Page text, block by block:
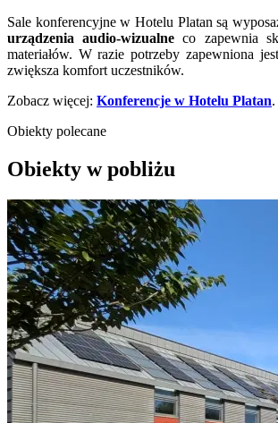
Sale konferencyjne w Hotelu Platan są
urządzenia audio-wizualne co zapewnia
materiałów. W razie potrzeby zapewniona
zwiększa komfort uczestników.
Zobacz więcej: Konferencje w Hotelu Platan.
Obiekty polecane
Obiekty w pobliżu